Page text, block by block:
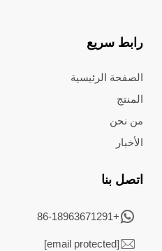
رابط سريع
الصفحة الرئيسية
المنتج
من نحن
الأخبار
اتصل بنا
+86-18963671291
[email protected]